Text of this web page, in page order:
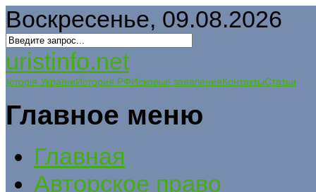
Воскресенье, 09.08.2026
uristinfo.net
Історія УкраїниИстория РФИсковые заявленияКонтактыСтатьи
Главное меню
Главная
Авторское право